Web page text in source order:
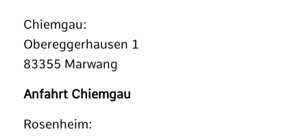
Chiemgau:
Obereggerhausen 1
83355 Marwang
Anfahrt Chiemgau
Rosenheim: